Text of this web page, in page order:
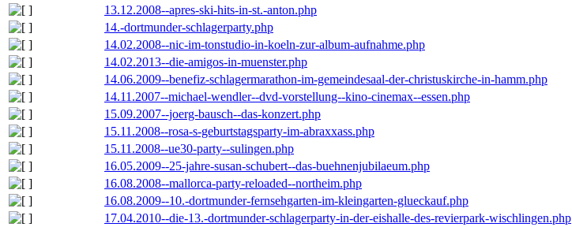
13.12.2008--apres-ski-hits-in-st.-anton.php
14.-dortmunder-schlagerparty.php
14.02.2008--nic-im-tonstudio-in-koeln-zur-album-aufnahme.php
14.02.2013--die-amigos-in-muenster.php
14.06.2009--benefiz-schlagermarathon-im-gemeindesaal-der-christuskirche-in-hamm.php
14.11.2007--michael-wendler--dvd-vorstellung--kino-cinemax--essen.php
15.09.2007--joerg-bausch--das-konzert.php
15.11.2008--rosa-s-geburtstagsparty-im-abraxxass.php
15.11.2008--ue30-party--sulingen.php
16.05.2009--25-jahre-susan-schubert--das-buehnenjubilaeum.php
16.08.2008--mallorca-party-reloaded--northeim.php
16.08.2009--10.-dortmunder-fernsehgarten-im-kleingarten-glueckauf.php
17.04.2010--die-13.-dortmunder-schlagerparty-in-der-eishalle-des-revierpark-wischlingen.php